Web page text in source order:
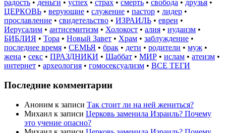
радость • деньги • успех • страх • смерть • свобода • друзья •
ЦЕРКОВЬ • верующие • служение • пастор • лидер •
прославление • свидетельство • ИЗРАИЛЬ • евреи •
Иерусалим • антисемитизм • Холокост • алия • иудаизм •
БИБЛИЯ • Тора • Новый Завет • Храм • заблуждение •
последнее время • СЕМЬЯ • брак • дети • родители • муж •
жена • секс • ПРАЗДНИКИ • Шаббат • МИР • ислам • атеизм •
интернет • археология • гомосексуализм • ВСЕ ТЕГИ
Последние комментарии
Аноним к записи Так стоит ли на ней жениться?
Михаил к записи Церковь заменила Израиль? Почему
это учение опасно?